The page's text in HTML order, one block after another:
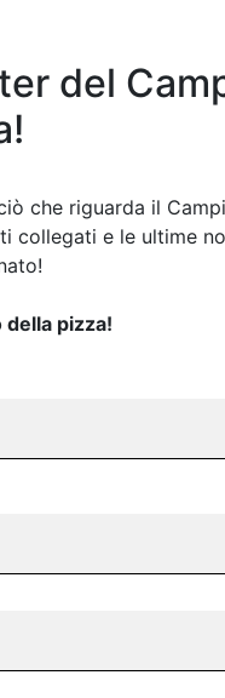
del
che riguarda il
collegati e le ultime
pizza!
di Parma è
asse
Roma ed è
La Spezia e da